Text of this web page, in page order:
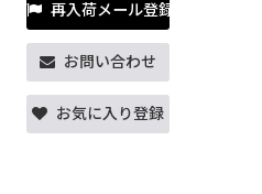
再入荷メール登録
お問い合わせ
お気に入り登録